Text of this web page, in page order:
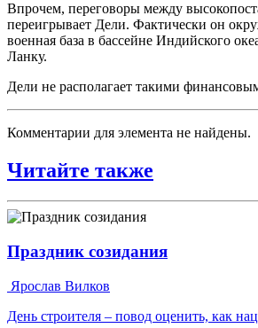
Впрочем, переговоры между
переигрывает Дели. Фактически он
военная база в бассейне Индийского
Ланку.
Дели не располагает такими
Комментарии для элемента не найдены.
Читайте также
Праздник созидания
Ярослав Вилков
День строителя – повод оценить, как